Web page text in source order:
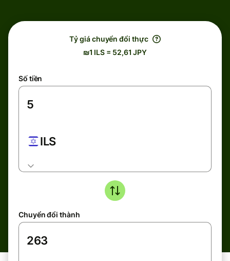
Tỷ giá chuyển đổi thực
₪1 ILS = 52,61 JPY
Số tiền
ILS
Chuyển đổi thành